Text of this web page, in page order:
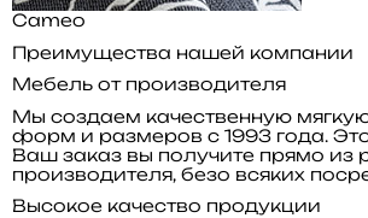
Cameo
Преимущества нашей компании
Мебель от производителя
Мы создаем качественную
форм и размеров с 1993 года. Это
Ваш заказ вы получите прямо из
производителя, безо всяких
Высокое качество продукции